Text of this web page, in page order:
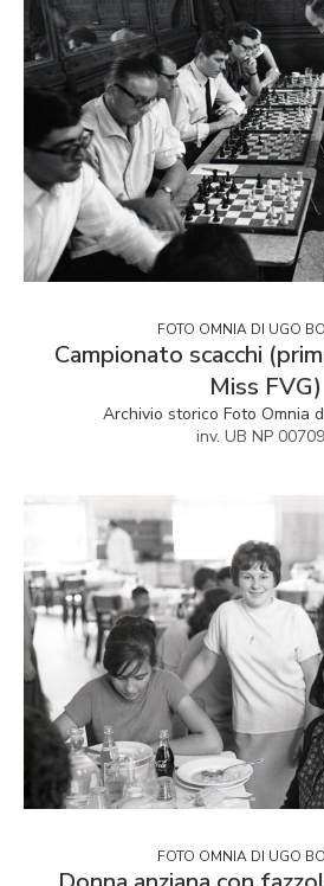
FOTO OMNIA DI UGO
Campionato scacchi
Miss FVG)
Archivio storico Foto Omnia
inv. UB NP
FOTO OMNIA DI UGO